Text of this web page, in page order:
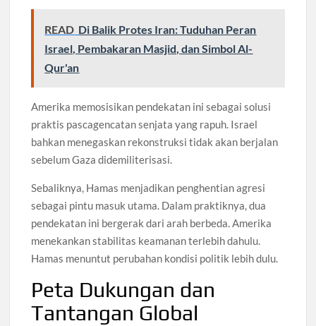
READ Di Balik Protes Iran: Tuduhan Peran
Israel, Pembakaran Masjid, dan Simbol Al-
Qur'an
Amerika memosisikan pendekatan ini sebagai solusi
praktis pascagencatan senjata yang rapuh. Israel
bahkan menegaskan rekonstruksi tidak akan berjalan
sebelum Gaza didemiliterisasi.
Sebaliknya, Hamas menjadikan penghentian agresi
sebagai pintu masuk utama. Dalam praktiknya, dua
pendekatan ini bergerak dari arah berbeda. Amerika
menekankan stabilitas keamanan terlebih dahulu.
Hamas menuntut perubahan kondisi politik lebih dulu.
Peta Dukungan dan
Tantangan Global